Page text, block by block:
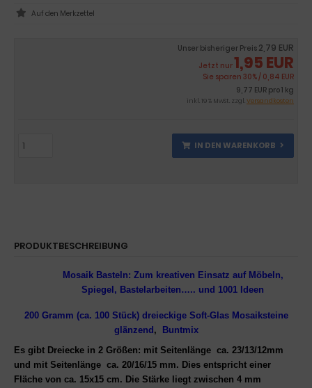
Unser bisheriger Preis 2,79 EUR
Jetzt nur1,95 EUR
Sie sparen 30% / 0,84 EUR
9,77 EUR pro 1 kg
inkl. 19 % MwSt. zzgl.Versandkosten
IN DEN WARENKORB
PRODUKTBESCHREIBUNG
Mosaik Basteln: Zum kreativen Einsatz auf Möbeln,
Spiegel, Bastelarbeiten….. und 1001 Ideen
200 Gramm (ca. 100 Stück)dreieckige Soft-Glas Mosaiksteine
glänzend ,
Buntmix
Es gibt Dreiecke in 2 Größen: mit Seitenlänge ca. 23/13/12mm
und mit Seitenlänge ca. 20/16/15 mm. Dies entspricht einer
Fläche von ca. 15x15 cm. Die Stärke liegt zwischen 4 mm